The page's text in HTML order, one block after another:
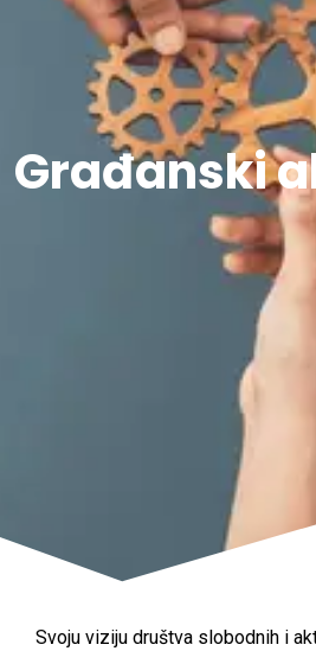
Građanski
Svoju viziju društva slobodnih i